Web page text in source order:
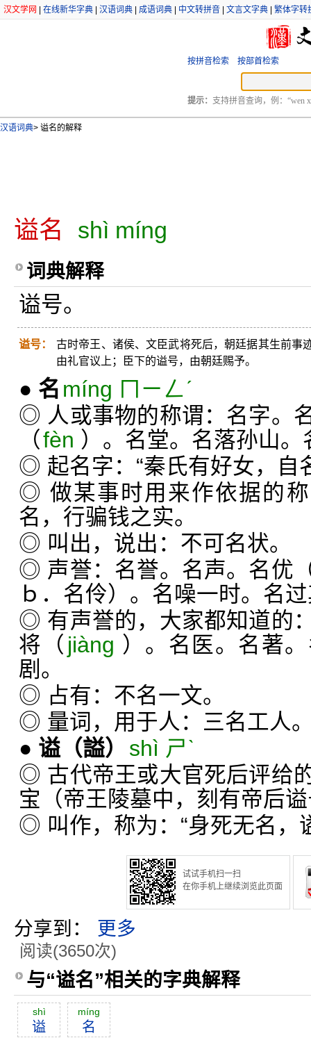
汉文学网 在线新华字典 汉语词典 成语词典 中文转拼音 文言文字典 繁体字转
按拼音检索 按部首检索
提示： 支持拼音查询，例：“wen
汉语词典> 谥名的解释
谥名 shì míng
词典解释
谥号。
谥号：
古时帝王、诸侯、文臣武将死后，朝廷据其生前事
由礼官议上；臣下的谥号，由朝廷赐予。
● 名 míng ㄇㄧㄥˊ
◎ 人或事物的称谓：名字。
（fèn ）。名堂。名落孙山。
◎ 起名字：“秦氏有好女，自
◎ 做某事时用来作依据的称
名，行骗钱之实。
◎ 叫出，说出：不可名状。
◎ 声誉：名誉。名声。名优
ｂ．名伶）。名噪一时。名
◎ 有声誉的，大家都知道的
将（ jiàng ）。名医。名著
剧。
◎ 占有：不名一文。
◎ 量词，用于人：三名工人
● 谥 （謚）
shì ㄕˋ
◎ 古代帝王或大官死后评给
宝（帝王陵墓中，刻有帝后
◎ 叫作，称为：“身死无名，
试试手机扫一扫
在你手机上继续浏览此页面
分享到： 更多
阅读(3650次)
与“谥名”相关的字典解释
shì
谥
míng
名